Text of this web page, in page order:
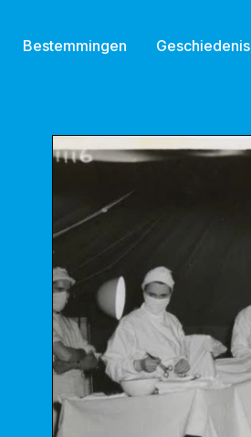
Bestemmingen Geschiedenis